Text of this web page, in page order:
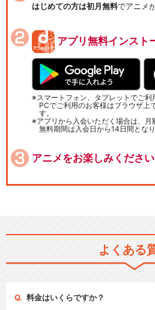
はじめての方は初月無料でアニメ
アプリ無料インスト
スマートフォン、タブレットでご利
PCでご利用のお客様はブラウザ上
す。
アプリから入会いただく場合は、
無料期間は入会日から14日間となり
アニメをお楽しみくださ
よくある
料金はいくらですか？